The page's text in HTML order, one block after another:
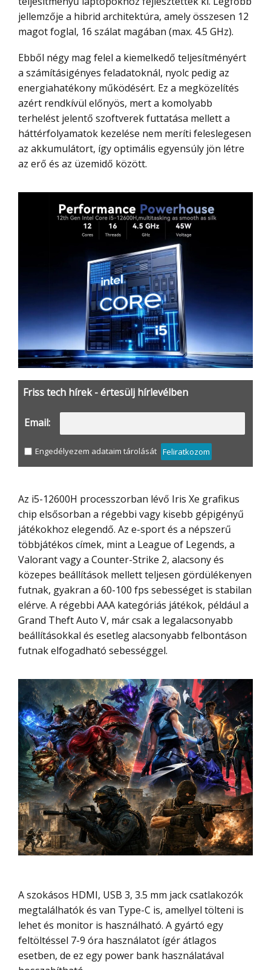
jellemzője a hibrid architektúra, amely összesen 12
magot foglal, 16 szálat magában (max. 4.5 GHz).
Ebből négy mag felel a kiemelkedő teljesítményért
a számításigényes feladatoknál, nyolc pedig az
energiahatékony működésért. Ez a megközelítés
azért rendkívül előnyös, mert a komolyabb
terhelést jelentő szoftverek futtatása mellett a
háttérfolyamatok kezelése nem meríti feleslegesen
az akkumulátort, így optimális egyensúly jön létre
az erő és az üzemidő között.
Friss tech hírek - értesülj hírlevélben
Email:
Engedélyezem adataim tárolását Feliratkozom
Az i5-12600H processzorban lévő Iris Xe grafikus
chip elsősorban a régebbi vagy kisebb gépigényű
játékokhoz elegendő. Az e-sport és a népszerű
többjátékos címek, mint a League of Legends, a
Valorant vagy a Counter-Strike 2, alacsony és
közepes beállítások mellett teljesen gördülékenyen
futnak, gyakran a 60-100 fps sebességet is stabilan
elérve. A régebbi AAA kategóriás játékok, például a
Grand Theft Auto V, már csak a legalacsonyabb
beállításokkal és esetleg alacsonyabb felbontáson
futnak elfogadható sebességgel.
A szokásos HDMI, USB 3, 3.5 mm jack csatlakozók
megtalálhatók és van Type-C is, amellyel tölteni is
lehet és monitor is használható. A gyártó egy
feltöltéssel 7-9 óra használatot ígér átlagos
esetben, de ez egy power bank használatával